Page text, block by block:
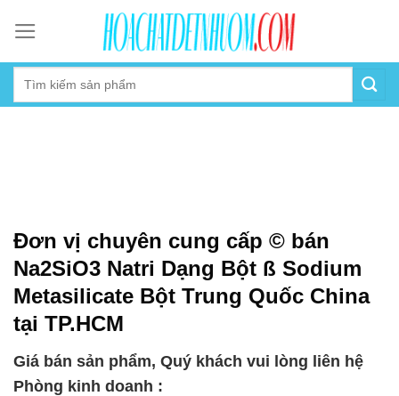
content
Đơn vị chuyên cung cấp © bán
Na2SiO3 Natri Dạng Bột ß Sodium
Metasilicate Bột Trung Quốc China
tại TP.HCM
Giá bán sản phẩm, Quý khách vui lòng liên hệ
Phòng kinh doanh :